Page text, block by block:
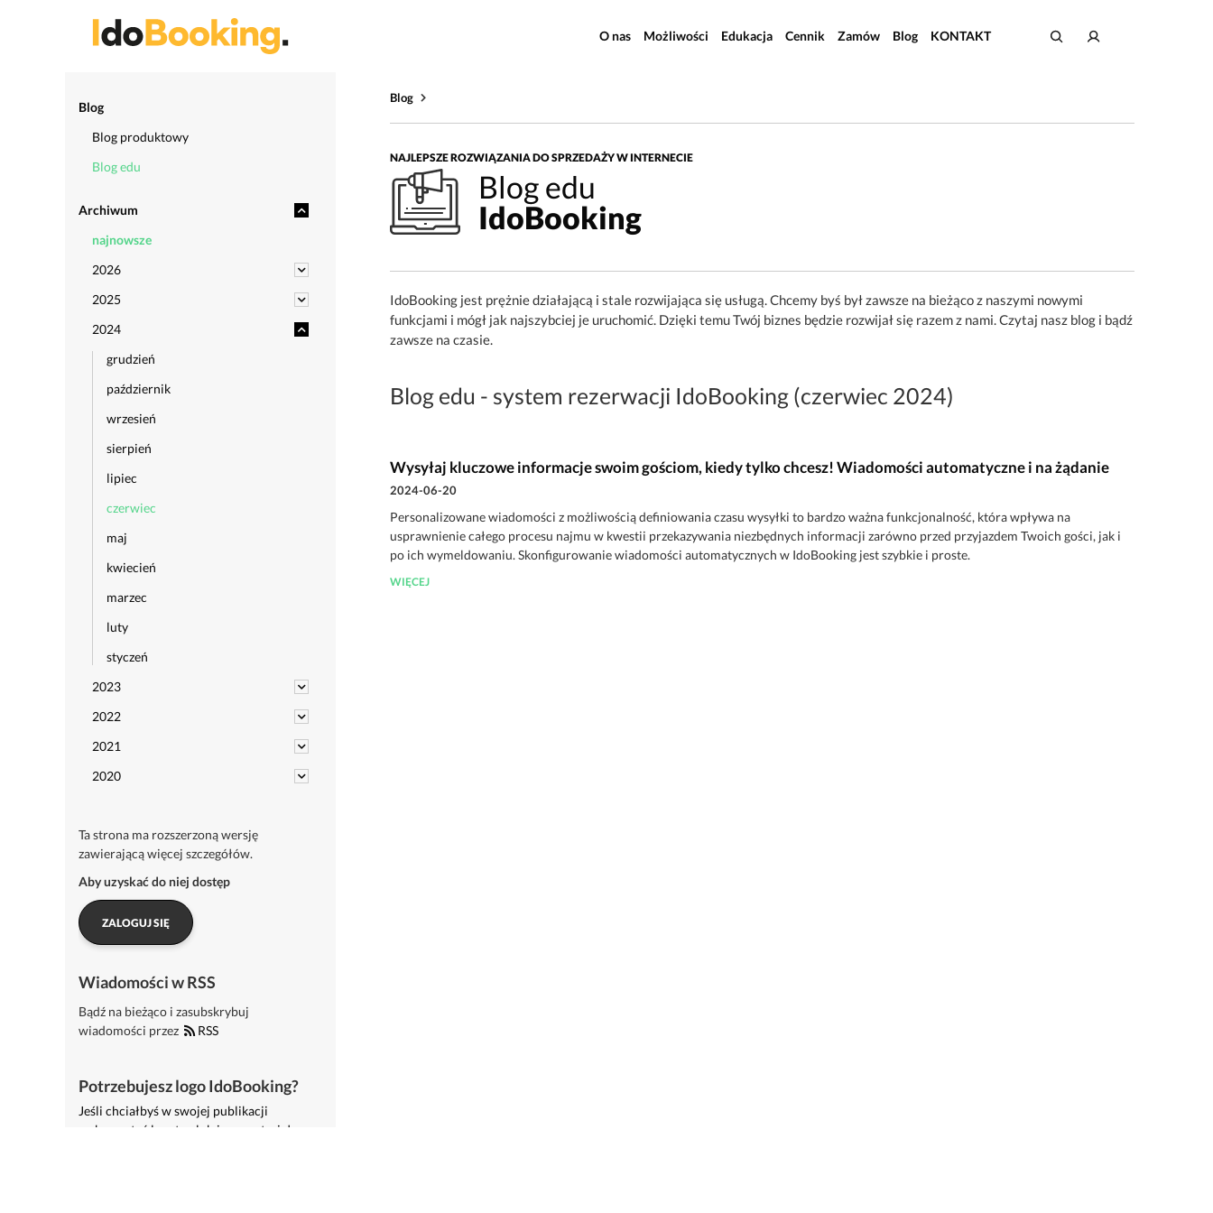
O nas Możliwości Edukacja Cennik Zamów Blog KONTAKT
Blog
Blog produktowy
Blog edu
Archiwum
najnowsze
2026
2025
2024
grudzień
październik
wrzesień
sierpień
lipiec
czerwiec
maj
kwiecień
marzec
luty
styczeń
2023
2022
2021
2020
Ta strona ma rozszerzoną wersję
zawierającą więcej szczegółów.
Aby uzyskać do niej dostęp
ZALOGUJ SIĘ
Wiadomości w RSS
Bądź na bieżąco i zasubskrybuj
wiadomości przez
RSS
Potrzebujesz logo IdoBooking?
Jeśli chciałbyś w swojej publikacji
wykorzystać logotyp lub inne materiały
Blog
NAJLEPSZE ROZWIĄZANIA DO SPRZEDAŻY W INTERNECIE
Blog edu
IdoBooking
IdoBooking jest prężnie działającą i stale rozwijająca się usługą. Chcemy byś był zawsze na bieżąco z naszymi nowymi
funkcjami i mógł jak najszybciej je uruchomić. Dzięki temu Twój biznes będzie rozwijał się razem z nami. Czytaj nasz blog i bądź
zawsze na czasie.
Blog edu - system rezerwacji IdoBooking (czerwiec 2024)
Wysyłaj kluczowe informacje swoim gościom, kiedy tylko chcesz! Wiadomości automatyczne i na żądanie
2024-06-20
Personalizowane wiadomości z możliwością definiowania czasu wysyłki to bardzo ważna funkcjonalność, która wpływa na
usprawnienie całego procesu najmu w kwestii przekazywania niezbędnych informacji zarówno przed przyjazdem Twoich gości, jak i
po ich wymeldowaniu. Skonfigurowanie wiadomości automatycznych w IdoBooking jest szybkie i proste.
WIĘCEJ